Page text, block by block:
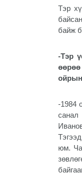
Тэр
байж
-Тэр
ойрын
-1984
юм.